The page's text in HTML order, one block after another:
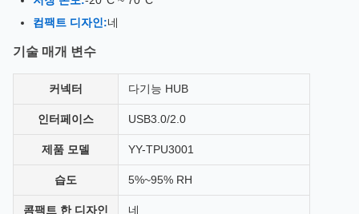
컴팩트 디자인:네
기술 매개 변수
커넥터 다기능 HUB
인터페이스 USB3.0/2.0
제품 모델 YY-TPU3001
습도 5%~95% RH
콤팩트 한 디자인 네